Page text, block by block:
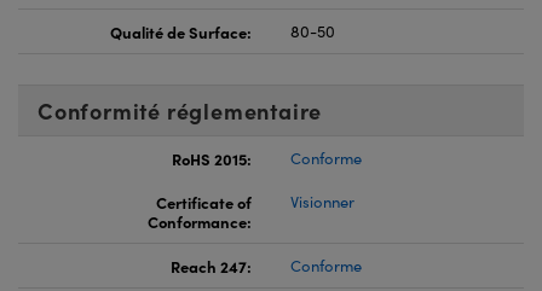
Qualité de Surface: 80-50
Conformité réglementaire
RoHS 2015:
Conforme
Certificate of
Conformance:
Visionner
Reach 247: Conforme